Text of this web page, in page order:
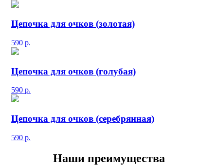
Цепочка для очков (золотая)
590 р.
Цепочка для очков (голубая)
590 р.
Цепочка для очков (серебрянная)
590 р.
Наши преимущества